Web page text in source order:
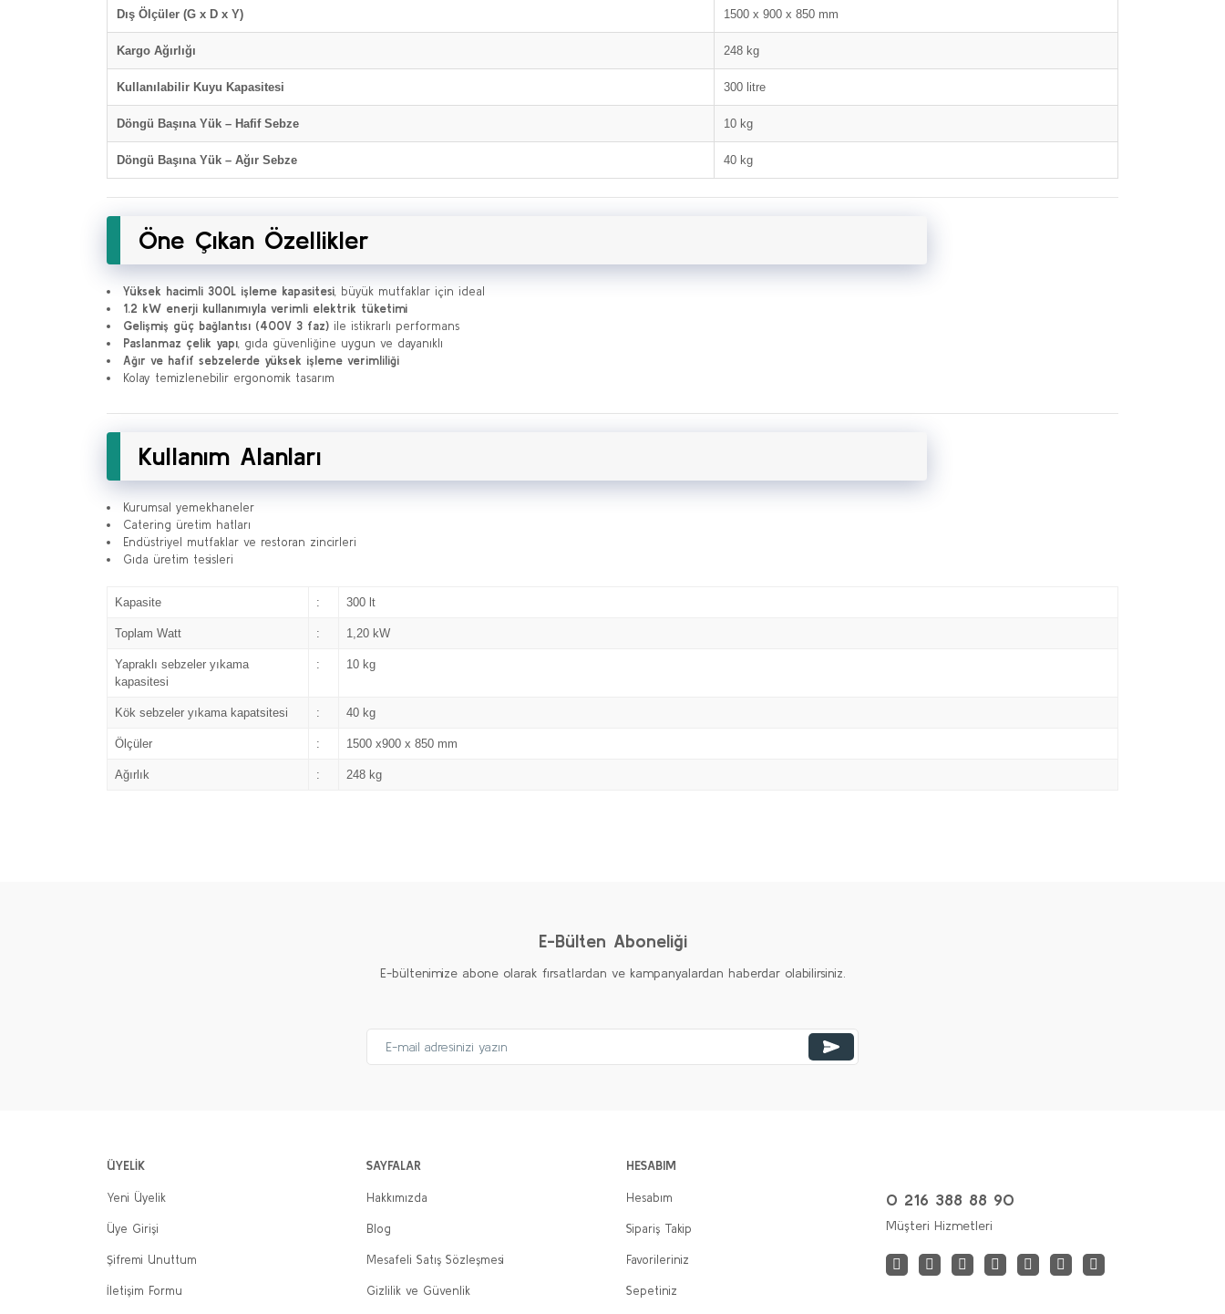
Dış Ölçüler (G x D x Y) 1500 x 900 x 850 mm
Kargo Ağırlığı 248 kg
Kullanılabilir Kuyu Kapasitesi 300 litre
Döngü Başına Yük – Hafif Sebze 10 kg
Döngü Başına Yük – Ağır Sebze 40 kg
Öne Çıkan Özellikler
Yüksek hacimli 300L işleme kapasitesi, büyük mutfaklar için ideal
1.2 kW enerji kullanımıyla verimli elektrik tüketimi
Gelişmiş güç bağlantısı (400V 3 faz) ile istikrarlı performans
Paslanmaz çelik yapı, gıda güvenliğine uygun ve dayanıklı
Ağır ve hafif sebzelerde yüksek işleme verimliliği
Kolay temizlenebilir ergonomik tasarım
Kullanım Alanları
Kurumsal yemekhaneler
Catering üretim hatları
Endüstriyel mutfaklar ve restoran zincirleri
Gıda üretim tesisleri
Kapasite : 300 lt
Toplam Watt : 1,20 kW
Yapraklı sebzeler yıkama
kapasitesi
: 10 kg
Kök sebzeler yıkama kapatsitesi : 40 kg
Ölçüler : 1500 x900 x 850 mm
Ağırlık : 248 kg
E-Bülten Aboneliği
E-bültenimize abone olarak fırsatlardan ve kampanyalardan haberdar olabilirsiniz.
ÜYELİK
Yeni Üyelik
Üye Girişi
Şifremi Unuttum
İletişim Formu
SAYFALAR
Hakkımızda
Blog
Mesafeli Satış Sözleşmesi
Gizlilik ve Güvenlik
HESABIM
Hesabım
Sipariş Takip
Favorileriniz
Sepetiniz
0 216 388 88 90
Müşteri Hizmetleri